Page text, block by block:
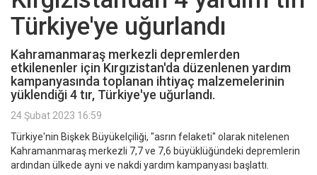
Türkiye'ye uğurlandı
Kahramanmaraş merkezli depremlerden
etkilenenler için Kırgızistan'da düzenlenen yardım
kampanyasında toplanan ihtiyaç malzemelerinin
yüklendiği 4 tır, Türkiye'ye uğurlandı.
24 Şubat 2023 16:59
Türkiye'nin Bişkek Büyükelçiliği, "asrın felaketi" olarak nitelenen
Kahramanmaraş merkezli 7,7 ve 7,6 büyüklüğündeki depremlerin
ardından ülkede ayni ve nakdi yardım kampanyası başlattı.